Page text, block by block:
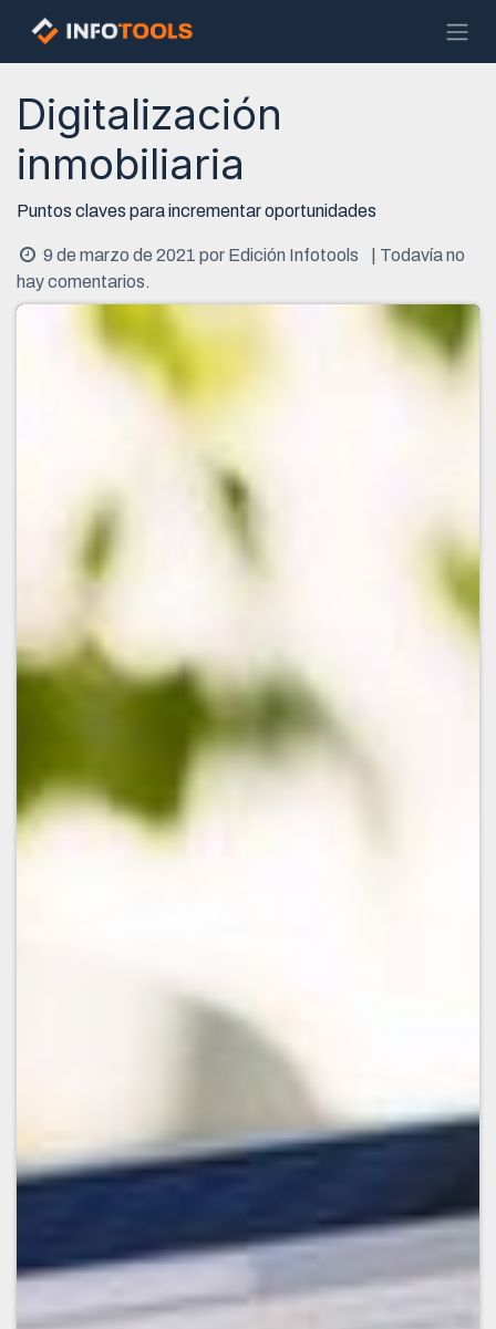
Ir al contenido
Digitalización
inmobiliaria
Puntos claves para incrementar oportunidades
9 de marzo de 2021 por Edición Infotools
| Todavía no
hay comentarios.